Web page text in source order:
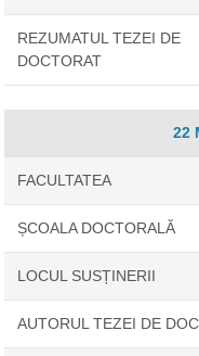
REZUMATUL TEZEI DE
DOCTORAT
22
FACULTATEA
ȘCOALA DOCTORALĂ
LOCUL SUSȚINERII
AUTORUL TEZEI DE